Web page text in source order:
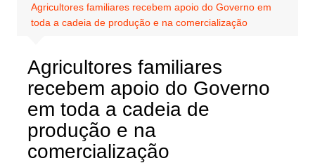
Agricultores familiares recebem apoio do Governo em
toda a cadeia de produção e na comercialização
Agricultores familiares
recebem apoio do Governo
em toda a cadeia de
produção e na
comercialização